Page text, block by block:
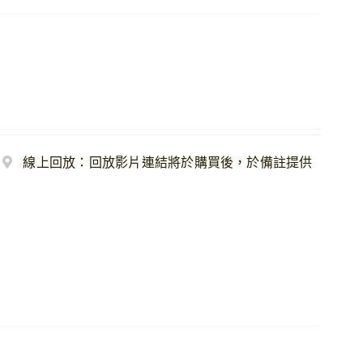
線上回放：回放影片連結將於購買後，於備註提供